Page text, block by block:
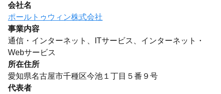
会社名
ポールトゥウィン株式会社
事業内容
通信・インターネット、ITサービス、インターネット・
Webサービス
所在住所
愛知県名古屋市千種区今池１丁目５番９号
代表者